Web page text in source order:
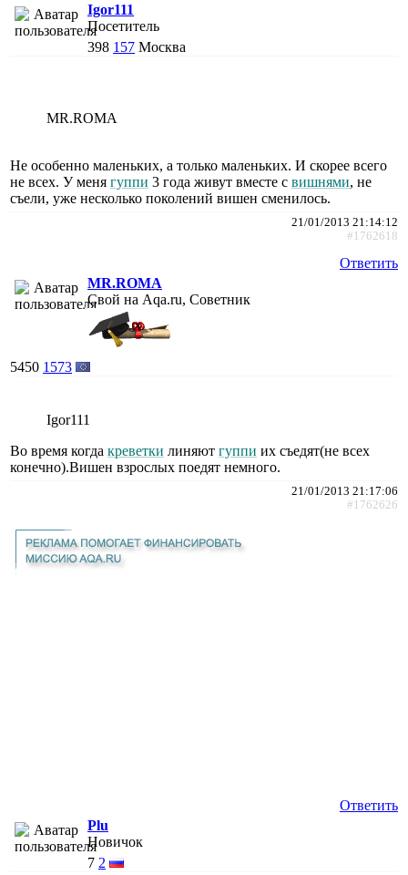
Igor111
Посетитель
398 157 Москва
MR.ROMA
Не особенно маленьких, а только маленьких. И скорее всего
не всех. У меня гуппи 3 года живут вместе с вишнями, не
съели, уже несколько поколений вишен сменилось.
21/01/2013 21:14:12
#1762618
Ответить
MR.ROMA
Свой на Aqa.ru, Советник
5450 1573
Igor111
Во время когда креветки линяют гуппи их съедят(не всех
конечно).Вишен взрослых поедят немного.
21/01/2013 21:17:06
#1762626
Ответить
Plu
Новичок
7 2